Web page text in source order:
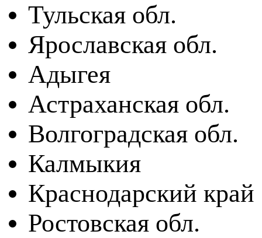
Тульская обл.
Ярославская обл.
Адыгея
Астраханская обл.
Волгоградская обл.
Калмыкия
Краснодарский край
Ростовская обл.